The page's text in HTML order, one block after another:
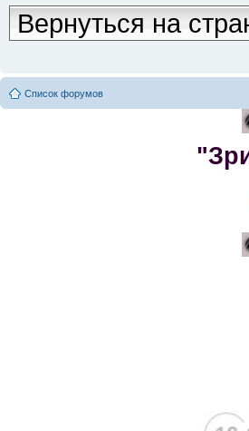
Вернуться на
Список форумов